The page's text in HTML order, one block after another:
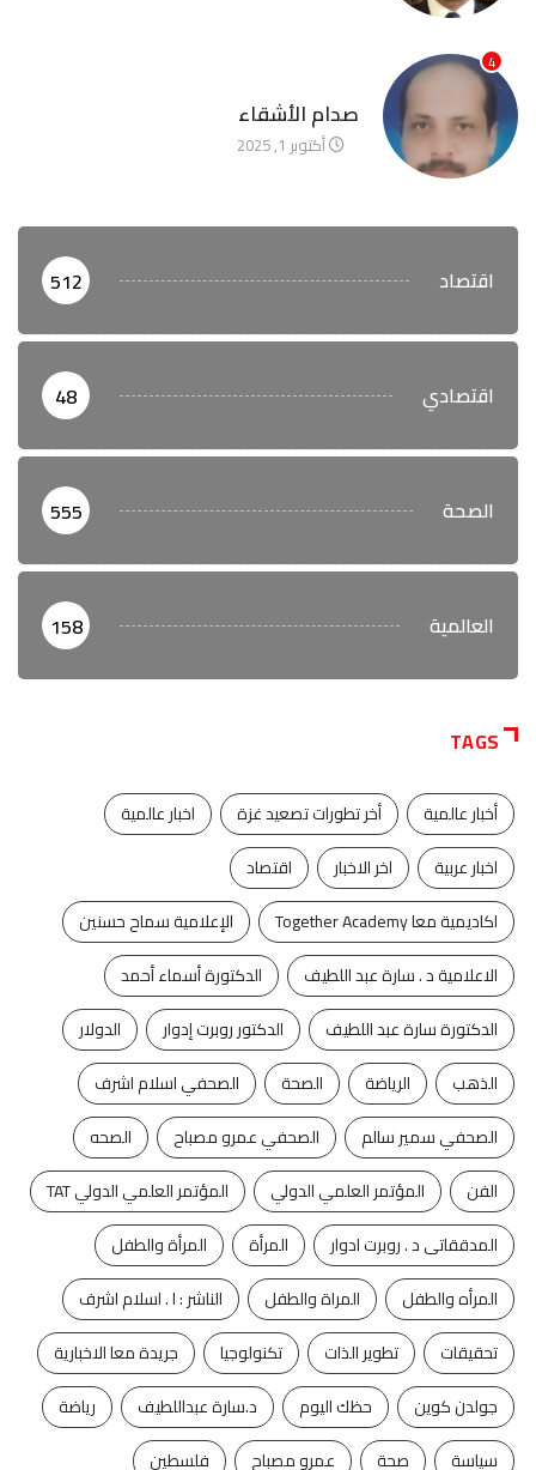
4
صدام الأشقاء
أكتوبر 1, 2025
اقتصاد 512
اقتصادي 48
الصحة 555
العالمية 158
TAGS
أخبار عالمية أخر تطورات تصعيد غزة
اخبار عالمية
اخبار عربية
اخر الاخبار
اقتصاد
اكاديمية معا Together Academy
الإعلامية سماح حسنين
الاعلامية د . سارة عبد اللطيف
الدكتورة أسماء أحمد
الدكتورة سارة عبد اللطيف
الدكتور روبرت إدوار
الدولار
الذهب
الرياضة الصحة
الصحفي اسلام اشرف
الصحفي سمير سالم
الصحفي عمرو مصباح
الصحه
الفن
المؤتمر العلمي الدولي
المؤتمر العلمي الدولي TAT
المدققاتى د . روبرت ادوار
المرأة
المرأة والطفل
المرأه والطفل
المراة والطفل
الناشر : ا . اسلام اشرف
تحقيقات
تطوير الذات تكنولوجيا
جريدة معا الاخبارية
جولدن كوين
حظك اليوم د.سارة عبداللطيف
رياضة
سياسة
صحة عمرو مصباح فلسطين